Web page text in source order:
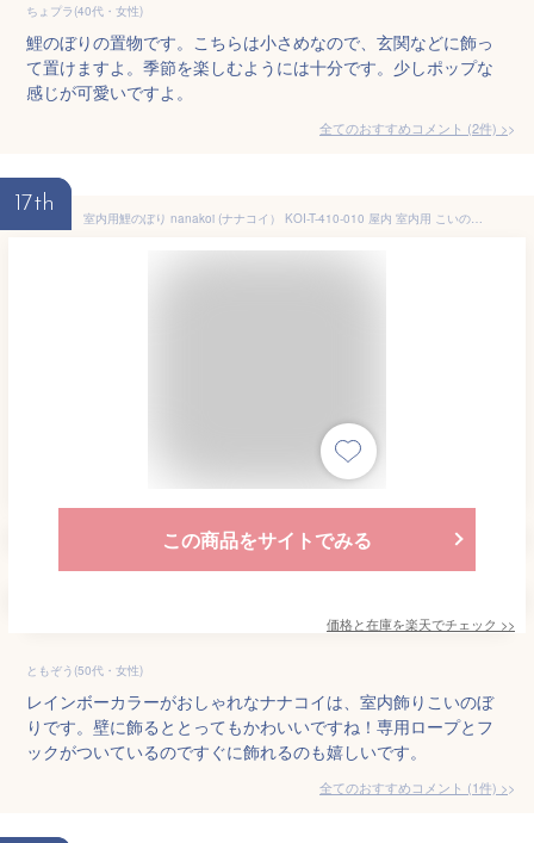
ちょプラ(40代・女性)
鯉のぼりの置物です。こちらは小さめなので、玄関などに飾っ
て置けますよ。季節を楽しむようには十分です。少しポップな
感じが可愛いですよ。
全てのおすすめコメント (2件) >
17th
室内用鯉のぼり nanakoi (ナナコイ） KOI-T-410-010 屋内 室内用 こいのぼり おしゃれ かわいい ガーランド 徳永鯉のぼり
この商品をサイトでみる
価格と在庫を楽天でチェック >>
ともぞう(50代・女性)
レインボーカラーがおしゃれなナナコイは、室内飾りこいのぼ
りです。壁に飾るととってもかわいいですね！専用ロープとフ
ックがついているのですぐに飾れるのも嬉しいです。
全てのおすすめコメント (1件) >